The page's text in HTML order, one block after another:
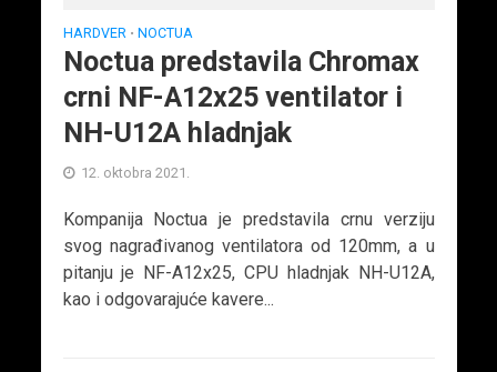
HARDVER • NOCTUA
Noctua predstavila Chromax
crni NF-A12x25 ventilator i
NH-U12A hladnjak
12. oktobra 2021.
Kompanija Noctua je predstavila crnu verziju
svog nagrađivanog ventilatora od 120mm, a u
pitanju je NF-A12x25, CPU hladnjak NH-U12A,
kao i odgovarajuće kavere...